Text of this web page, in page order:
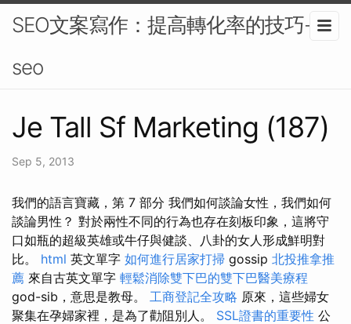
SEO文案寫作：提高轉化率的技巧-
seo
Je Tall Sf Marketing (187)
Sep 5, 2013
我們的語言寶藏，第 7 部分 我們如何談論女性，我們如何
談論男性？ 對於兩性不同的行為也存在刻板印象，這將守
口如瓶的超級英雄或牛仔與健談、八卦的女人形成鮮明對
比。 html 英文單字 如何進行居家打掃 gossip 北投推拿推
薦 來自古英文單字 輕鬆消除雙下巴的雙下巴醫美療程
god-sib，意思是教母。 工商登記全攻略 原來，這些婦女
聚集在孕婦家裡，是為了勸阻別人。 SSL證書的重要性 公